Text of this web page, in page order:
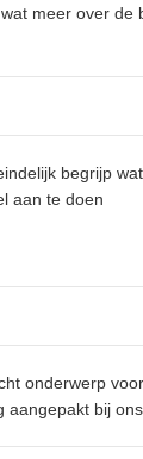
meer over de
begrijp
aan te doen
onderwerp
aangepakt bij